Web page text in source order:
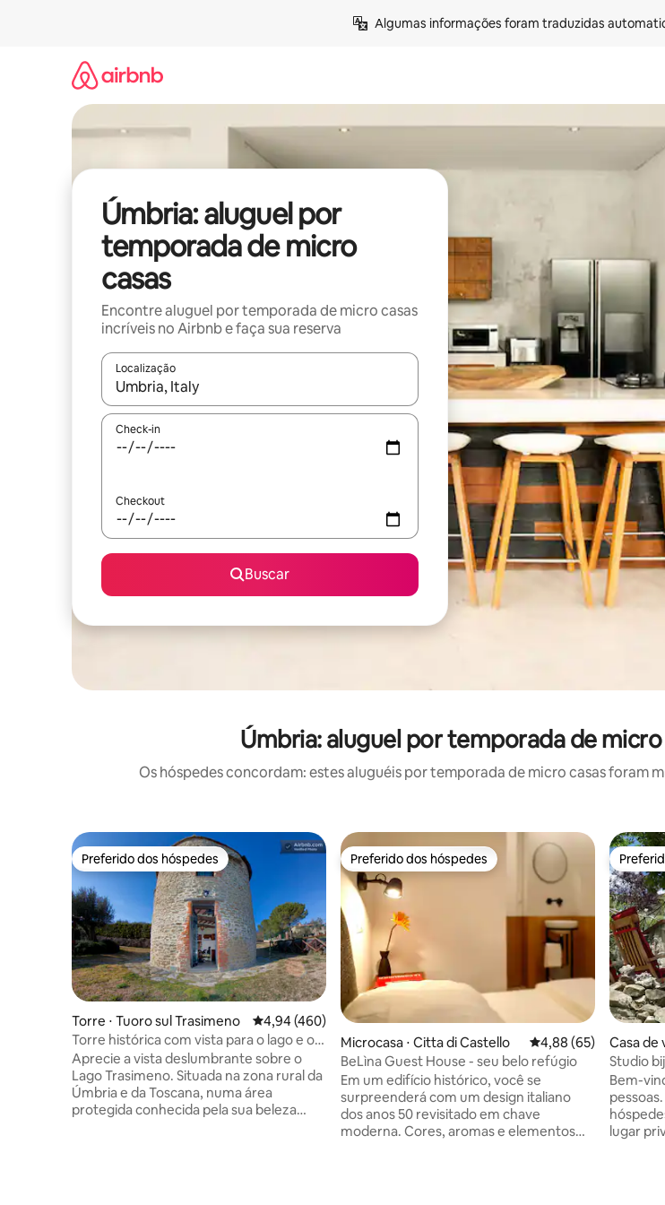
Algumas informações foram traduzidas
Úmbria: aluguel por
temporada de micro
casas
Encontre aluguel por temporada de micro casas
incríveis no Airbnb e faça sua reserva
Localização
Quando os resultados estiverem disponíveis, explore-os usando as seta para cima e para
Check-in
Checkout
Buscar
Úmbria: aluguel por temporada de
Os hóspedes concordam: estes aluguéis por temporada de micro casas foram
Preferido dos hóspedes
Preferido dos hóspedes
Torre ⋅ Tuoro sul Trasimeno 4,94 de uma avaliação média de 5, 460 avaliações
4,94 (460)
Torre histórica com vista para o lago e o
campo
Aprecie a vista deslumbrante sobre o
Lago Trasimeno. Situada na zona rural da
Úmbria e da Toscana, numa área
protegida conhecida pela sua beleza
Preferido dos hóspedes
Preferido dos hóspedes
Microcasa ⋅ Citta di Castello 4,88 de uma
4,88 (65)
BeLìna Guest House - seu belo refúgio
Em um edifício histórico, você se
surpreenderá com um design italiano
dos anos 50 revisitado em chave
moderna. Cores, aromas e elementos
Casa de
Studio
Bem-
lugar